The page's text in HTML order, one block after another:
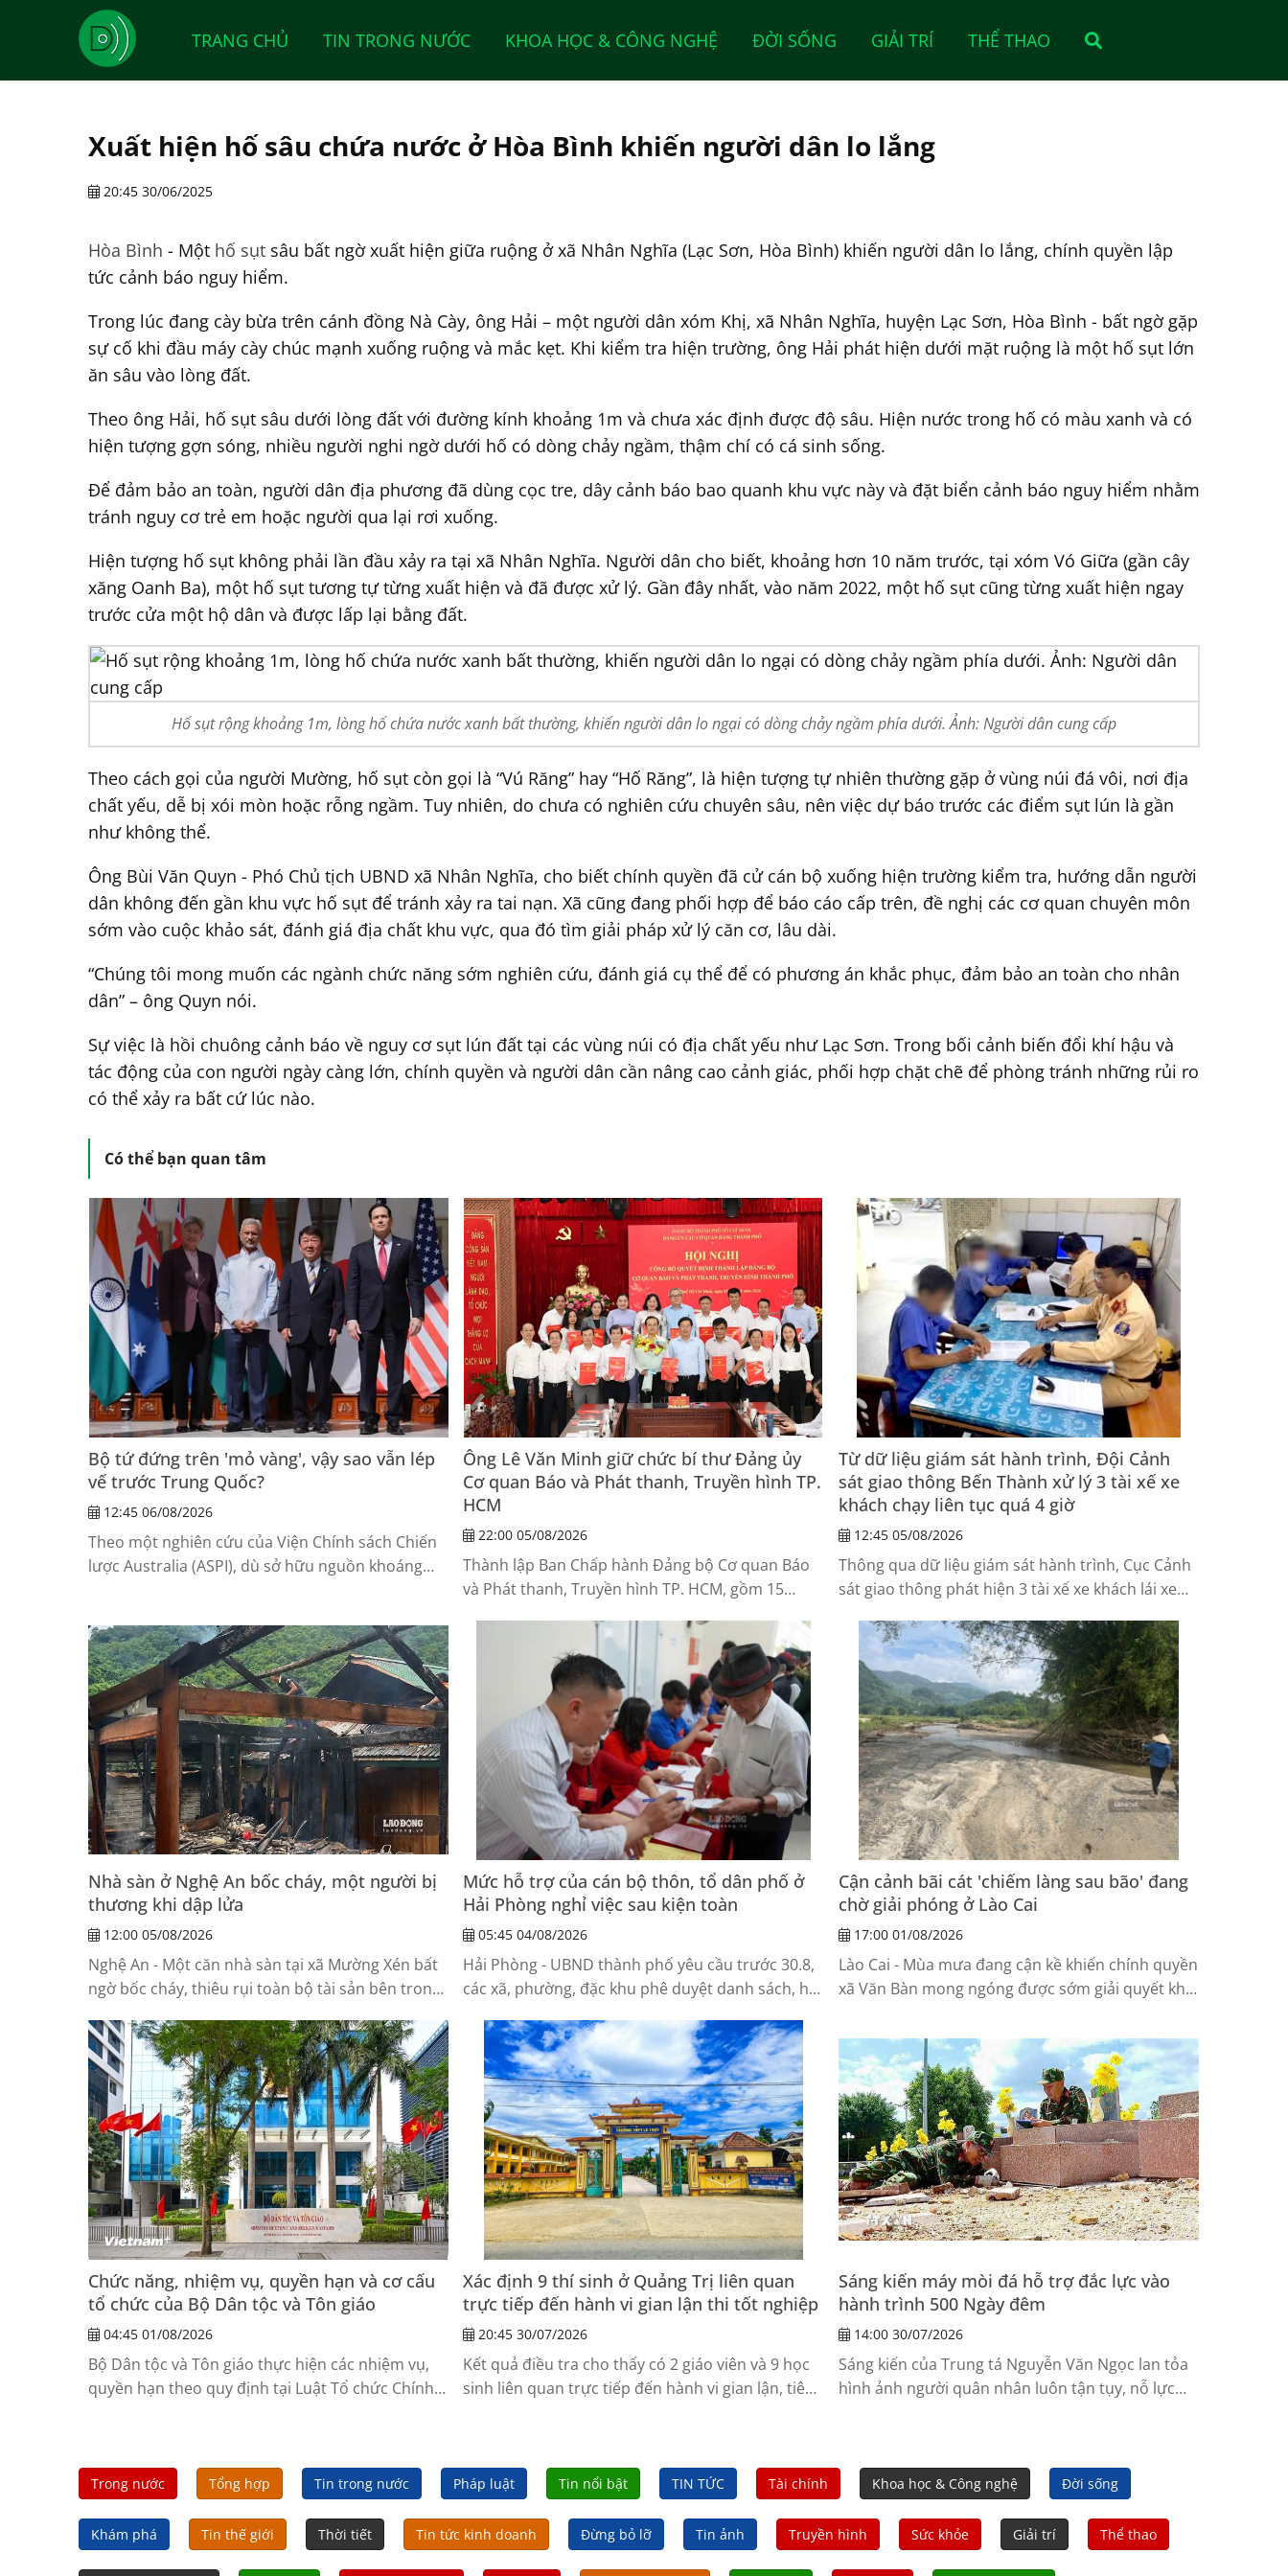
TRANG CHỦ TIN TRONG NƯỚC KHOA HỌC & CÔNG NGHỆ ĐỜI SỐNG GIẢI TRÍ THỂ THAO
Xuất hiện hố sâu chứa nước ở Hòa Bình khiến người dân lo lắng
20:45 30/06/2025
Hòa Bình - Một hố sụt sâu bất ngờ xuất hiện giữa ruộng ở xã Nhân Nghĩa (Lạc Sơn, Hòa Bình) khiến người dân lo lắng, chính quyền lập
tức cảnh báo nguy hiểm.
Trong lúc đang cày bừa trên cánh đồng Nà Cày, ông Hải – một người dân xóm Khị, xã Nhân Nghĩa, huyện Lạc Sơn, Hòa Bình - bất ngờ gặp
sự cố khi đầu máy cày chúc mạnh xuống ruộng và mắc kẹt. Khi kiểm tra hiện trường, ông Hải phát hiện dưới mặt ruộng là một hố sụt lớn
ăn sâu vào lòng đất.
Theo ông Hải, hố sụt sâu dưới lòng đất với đường kính khoảng 1m và chưa xác định được độ sâu. Hiện nước trong hố có màu xanh và có
hiện tượng gợn sóng, nhiều người nghi ngờ dưới hố có dòng chảy ngầm, thậm chí có cá sinh sống.
Để đảm bảo an toàn, người dân địa phương đã dùng cọc tre, dây cảnh báo bao quanh khu vực này và đặt biển cảnh báo nguy hiểm nhằm
tránh nguy cơ trẻ em hoặc người qua lại rơi xuống.
Hiện tượng hố sụt không phải lần đầu xảy ra tại xã Nhân Nghĩa. Người dân cho biết, khoảng hơn 10 năm trước, tại xóm Vó Giữa (gần cây
xăng Oanh Ba), một hố sụt tương tự từng xuất hiện và đã được xử lý. Gần đây nhất, vào năm 2022, một hố sụt cũng từng xuất hiện ngay
trước cửa một hộ dân và được lấp lại bằng đất.
Hố sụt rộng khoảng 1m, lòng hố chứa nước xanh bất thường, khiến người dân lo ngại có dòng chảy ngầm phía dưới. Ảnh: Người dân cung cấp
Theo cách gọi của người Mường, hố sụt còn gọi là “Vú Răng” hay “Hố Răng”, là hiện tượng tự nhiên thường gặp ở vùng núi đá vôi, nơi địa
chất yếu, dễ bị xói mòn hoặc rỗng ngầm. Tuy nhiên, do chưa có nghiên cứu chuyên sâu, nên việc dự báo trước các điểm sụt lún là gần
như không thể.
Ông Bùi Văn Quyn - Phó Chủ tịch UBND xã Nhân Nghĩa, cho biết chính quyền đã cử cán bộ xuống hiện trường kiểm tra, hướng dẫn người
dân không đến gần khu vực hố sụt để tránh xảy ra tai nạn. Xã cũng đang phối hợp để báo cáo cấp trên, đề nghị các cơ quan chuyên môn
sớm vào cuộc khảo sát, đánh giá địa chất khu vực, qua đó tìm giải pháp xử lý căn cơ, lâu dài.
“Chúng tôi mong muốn các ngành chức năng sớm nghiên cứu, đánh giá cụ thể để có phương án khắc phục, đảm bảo an toàn cho nhân
dân” – ông Quyn nói.
Sự việc là hồi chuông cảnh báo về nguy cơ sụt lún đất tại các vùng núi có địa chất yếu như Lạc Sơn. Trong bối cảnh biến đổi khí hậu và
tác động của con người ngày càng lớn, chính quyền và người dân cần nâng cao cảnh giác, phối hợp chặt chẽ để phòng tránh những rủi ro
có thể xảy ra bất cứ lúc nào.
Có thể bạn quan tâm
Bộ tứ đứng trên 'mỏ vàng', vậy sao vẫn lép
vế trước Trung Quốc?
12:45 06/08/2026
Theo một nghiên cứu của Viện Chính sách Chiến
lược Australia (ASPI), dù sở hữu nguồn khoáng
Trung Quốc nếu không chuyển từ tư duy khai
thác sang xây dựng một hệ thống công nghiệp và
thể chế thống nhất.
Ông Lê Văn Minh giữ chức bí thư Đảng ủy
Cơ quan Báo và Phát thanh, Truyền hình TP.
HCM
22:00 05/08/2026
Thành lập Ban Chấp hành Đảng bộ Cơ quan Báo
và Phát thanh, Truyền hình TP. HCM, gồm 15
Tổng Giám đốc Cơ quan Báo và Phát thanh,
Truyền hình TP. HCM được chỉ định giữ chức Bí
thư Đảng ủy Cơ quan Báo và Phát thanh, Truyền
hình TP. HCM.
Từ dữ liệu giám sát hành trình, Đội Cảnh
sát giao thông Bến Thành xử lý 3 tài xế xe
khách chạy liên tục quá 4 giờ
12:45 05/08/2026
Thông qua dữ liệu giám sát hành trình, Cục Cảnh
sát giao thông phát hiện 3 tài xế xe khách lái xe
thông Bến Thành thuộc Phòng PC08 TP.HCM kiểm
tra, xử lý.
Nhà sàn ở Nghệ An bốc cháy, một người bị
thương khi dập lửa
12:00 05/08/2026
Nghệ An - Một căn nhà sàn tại xã Mường Xén bất
ngờ bốc cháy, thiêu rụi toàn bộ tài sản bên trong,
Mức hỗ trợ của cán bộ thôn, tổ dân phố ở
Hải Phòng nghỉ việc sau kiện toàn
05:45 04/08/2026
Hải Phòng - UBND thành phố yêu cầu trước 30.8,
các xã, phường, đặc khu phê duyệt danh sách, hỗ
Cận cảnh bãi cát 'chiếm làng sau bão' đang
chờ giải phóng ở Lào Cai
17:00 01/08/2026
Lào Cai - Mùa mưa đang cận kề khiến chính quyền
xã Văn Bàn mong ngóng được sớm giải quyết khối
Chức năng, nhiệm vụ, quyền hạn và cơ cấu
tổ chức của Bộ Dân tộc và Tôn giáo
04:45 01/08/2026
Bộ Dân tộc và Tôn giáo thực hiện các nhiệm vụ,
quyền hạn theo quy định tại Luật Tổ chức Chính
Xác định 9 thí sinh ở Quảng Trị liên quan
trực tiếp đến hành vi gian lận thi tốt nghiệp
20:45 30/07/2026
Kết quả điều tra cho thấy có 2 giáo viên và 9 học
sinh liên quan trực tiếp đến hành vi gian lận, tiêu
Sáng kiến máy mòi đá hỗ trợ đắc lực vào
hành trình 500 Ngày đêm
14:00 30/07/2026
Sáng kiến của Trung tá Nguyễn Văn Ngọc lan tỏa
hình ảnh người quân nhân luôn tận tụy, nỗ lực
Trong nước Tổng hợp Tin trong nước Pháp luật Tin nổi bật TIN TỨC Tài chính Khoa học & Công nghệ Đời sống
Khám phá Tin thế giới Thời tiết Tin tức kinh doanh Đừng bỏ lỡ Tin ảnh Truyền hình Sức khỏe Giải trí Thể thao